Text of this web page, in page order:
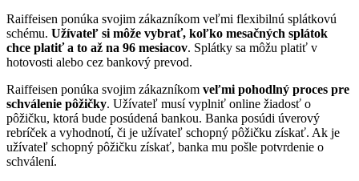
Raiffeisen ponúka svojim zákazníkom veľmi flexibilnú splátkovú
schému. Užívateľ si môže vybrať, koľko mesačných splátok
chce platiť a to až na 96 mesiacov. Splátky sa môžu platiť v
hotovosti alebo cez bankový prevod.
Raiffeisen ponúka svojim zákazníkom veľmi pohodlný proces pre
schválenie pôžičky. Užívateľ musí vyplniť online žiadosť o
pôžičku, ktorá bude posúdená bankou. Banka posúdi úverový
rebríček a vyhodnotí, či je užívateľ schopný pôžičku získať. Ak je
užívateľ schopný pôžičku získať, banka mu pošle potvrdenie o
schválení.